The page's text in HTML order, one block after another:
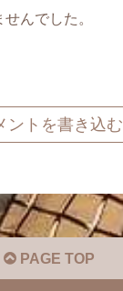
んでした。
ントを書き込む
PAGE TOP